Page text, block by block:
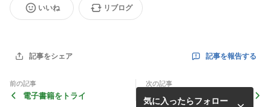
いいね リブログ
記事をシェア 記事を報告する
前の記事
電子書籍をトライ
次の記事
フィードバックなし
気に入ったらフォロー